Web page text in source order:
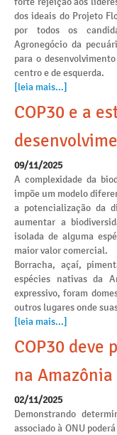
dos ideais do Projeto
por todos os
Agronegócio da
para o
centro e de esquerda.
[leia mais...]
COP30 e a
09/11/2025
A complexidade da
impõe um modelo
a potencialização da
aumentar a
isolada de alguma
maior valor comercial.
Borracha, açaí,
espécies nativas da
expressivo, foram
outros lugares onde
[leia mais...]
COP30 deve
na
02/11/2025
Demonstrando
associado à ONU